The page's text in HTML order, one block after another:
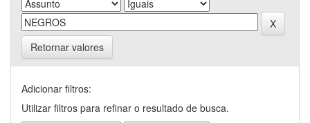
Retornar valores
Adicionar filtros:
Utilizar filtros para refinar o resultado de busca.